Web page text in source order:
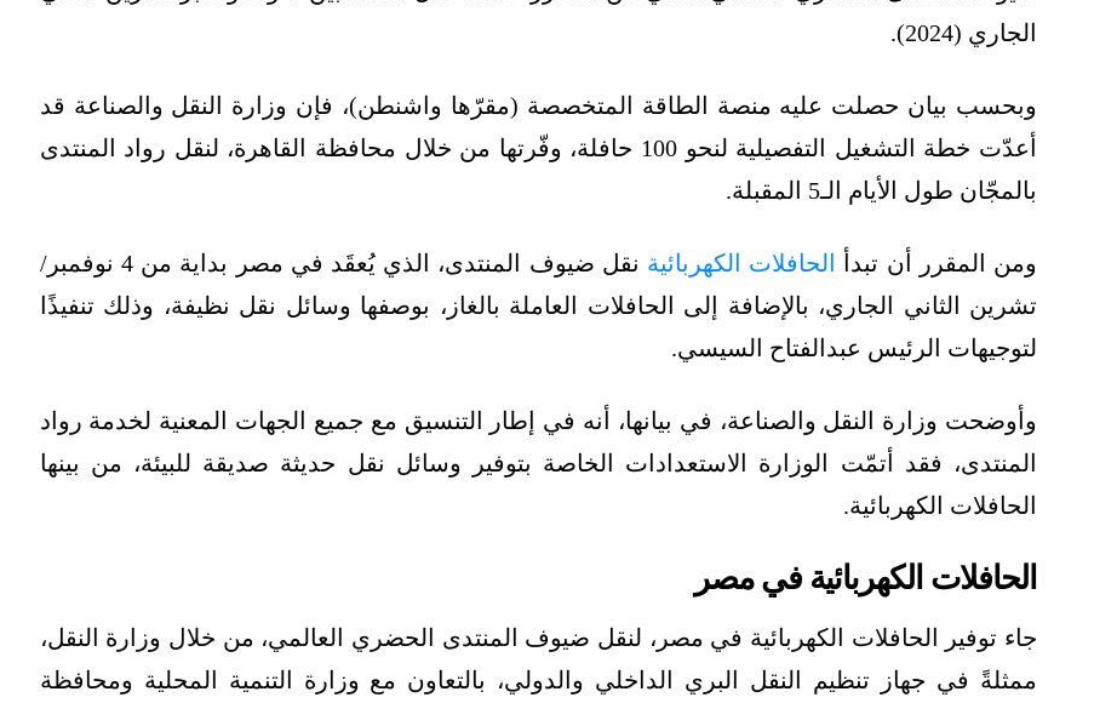
الجاري (2024).
وبحسب بيان حصلت عليه منصة الطاقة المتخصصة (مقرّها واشنطن)، فإن وزارة النقل والصناعة قد
أعدّت خطة التشغيل التفصيلية لنحو 100 حافلة، وفّرتها من خلال محافظة القاهرة، لنقل رواد المنتدى
بالمجّان طول الأيام الـ5 المقبلة.
ومن المقرر أن تبدأ الحافلات الكهربائية
نقل ضيوف المنتدى، الذي يُعقَد في مصر بداية من 4 نوفمبر/
تشرين الثاني الجاري، بالإضافة إلى الحافلات العاملة بالغاز، بوصفها وسائل نقل نظيفة، وذلك تنفيذًا
لتوجيهات الرئيس عبدالفتاح السيسي.
وأوضحت وزارة النقل والصناعة، في بيانها، أنه في إطار التنسيق مع جميع الجهات المعنية لخدمة رواد
المنتدى، فقد أتمّت الوزارة الاستعدادات الخاصة بتوفير وسائل نقل حديثة صديقة للبيئة، من بينها
الحافلات الكهربائية.
الحافلات الكهربائية في مصر
جاء توفير الحافلات الكهربائية في مصر، لنقل ضيوف المنتدى الحضري العالمي، من خلال وزارة النقل،
ممثلةً في جهاز تنظيم النقل البري الداخلي والدولي، بالتعاون مع وزارة التنمية المحلية ومحافظة